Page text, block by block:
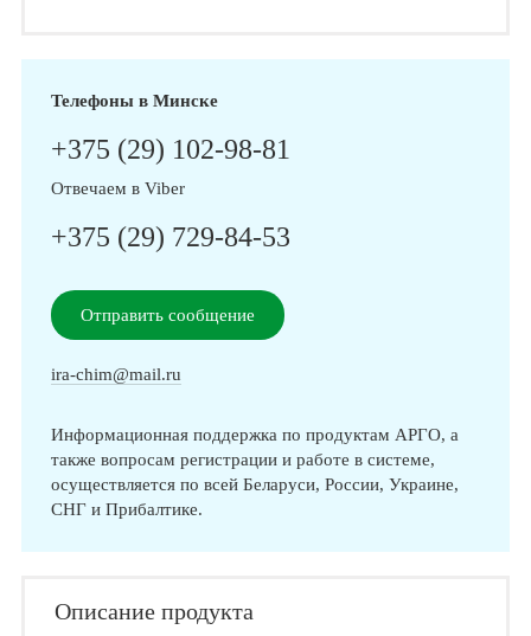
Телефоны в Минске
+375 (29) 102-98-81
Отвечаем в Viber
+375 (29) 729-84-53
Отправить сообщение
ira-chim@mail.ru
Информационная поддержка по продуктам АРГО, а
также вопросам регистрации и работе в системе,
осуществляется по всей Беларуси, России, Украине,
СНГ и Прибалтике.
Описание продукта